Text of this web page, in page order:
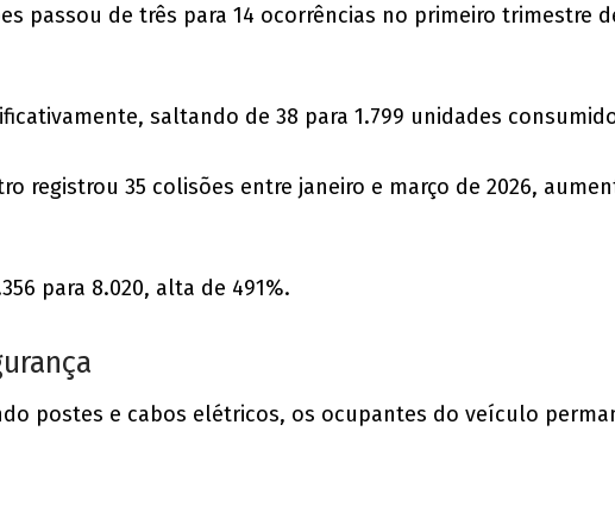
passou de três para 14 ocorrências no primeiro trimestre
saltando de 38 para 1.799 unidades
registrou 35 colisões entre janeiro e março de 2026,
para 8.020, alta de 491%.
postes e cabos elétricos, os ocupantes do veículo